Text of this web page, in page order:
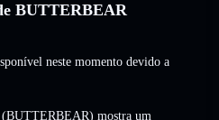
BUTTERBEAR
neste momento devido a
mostra um